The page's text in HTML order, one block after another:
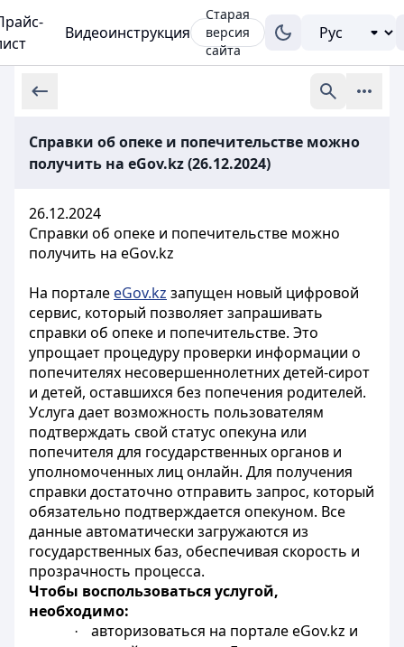
Видеоинструкция
Старая
версия
сайта
Справки об опеке и попечительстве можно
получить на eGov.kz (26.12.2024)
26.12.2024
Справки об опеке и попечительстве можно
получить на eGov.kz
На портале eGov.kz запущен новый цифровой
сервис, который позволяет запрашивать
справки об опеке и попечительстве. Это
упрощает процедуру проверки информации о
попечителях несовершеннолетних детей-сирот
и детей, оставшихся без попечения родителей.
Услуга дает возможность пользователям
подтверждать свой статус опекуна или
попечителя для государственных органов и
уполномоченных лиц онлайн. Для получения
справки достаточно отправить запрос, который
обязательно подтверждается опекуном. Все
данные автоматически загружаются из
государственных баз, обеспечивая скорость и
прозрачность процесса.
Чтобы воспользоваться услугой,
необходимо:
·
авторизоваться на портале eGov.kz и